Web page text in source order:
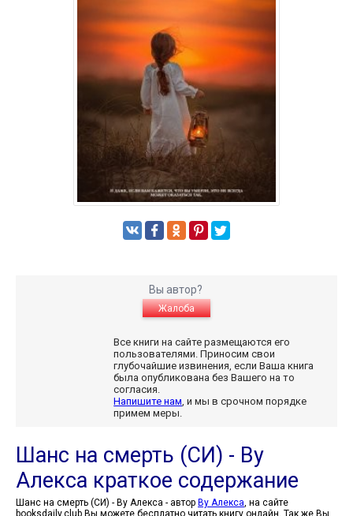
Вы автор?
Жалоба
Все книги на сайте размещаются его
пользователями. Приносим свои
глубочайшие извинения, если Ваша книга
была опубликована без Вашего на то
согласия.
Напишите нам , и мы в срочном порядке
примем меры.
Шанс на смерть (СИ) - Ву
Алекса краткое содержание
Шанс на смерть (СИ) - Ву Алекса - автор Ву Алекса , на сайте
booksdaily.club Вы можете бесплатно читать книгу онлайн. Так же Вы